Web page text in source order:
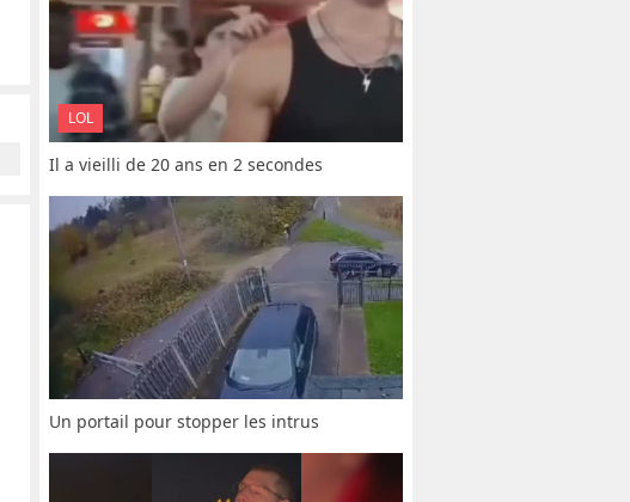
LOL
Il a vieilli de 20 ans en 2 secondes
Un portail pour stopper les intrus